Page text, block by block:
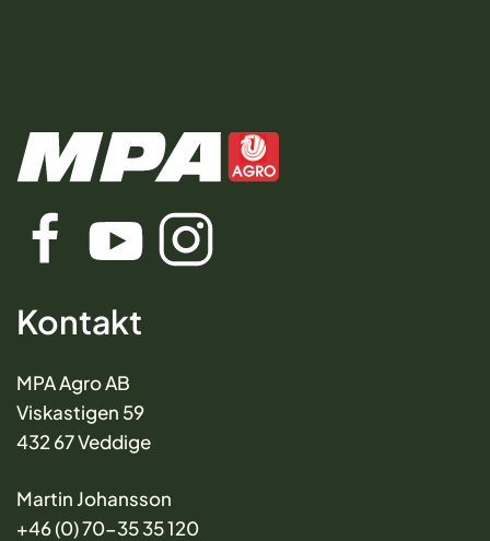
Kontakt
MPA Agro AB
Viskastigen 59
432 67 Veddige
Martin Johansson
+46 (0) 70-35 35 120